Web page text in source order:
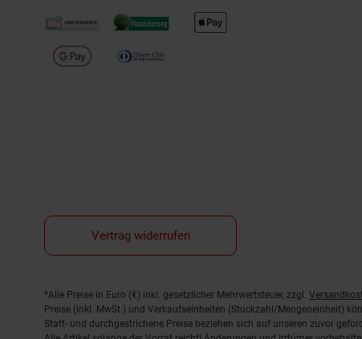
Vertrag widerrufen
Fußnoten
*Alle Preise in Euro (€) inkl. gesetzlicher Mehrwertsteuer, zzgl.
Preise (inkl. MwSt.) und Verkaufseinheiten (Stückzahl/Mengeneinheit)
Statt- und durchgestrichene Preise beziehen sich auf unseren zuvor